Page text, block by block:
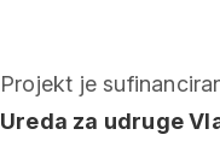
Projekt je
Ureda za udruge